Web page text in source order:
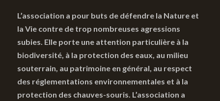
L’association a pour buts de défendre la Nature et
la Vie contre de trop nombreuses agressions
subies. Elle porte une attention particulière à la
biodiversité, à la protection des eaux, au milieu
souterrain, au patrimoine en général, au respect
des réglementations environnementales et à la
protection des chauves-souris. L’association a